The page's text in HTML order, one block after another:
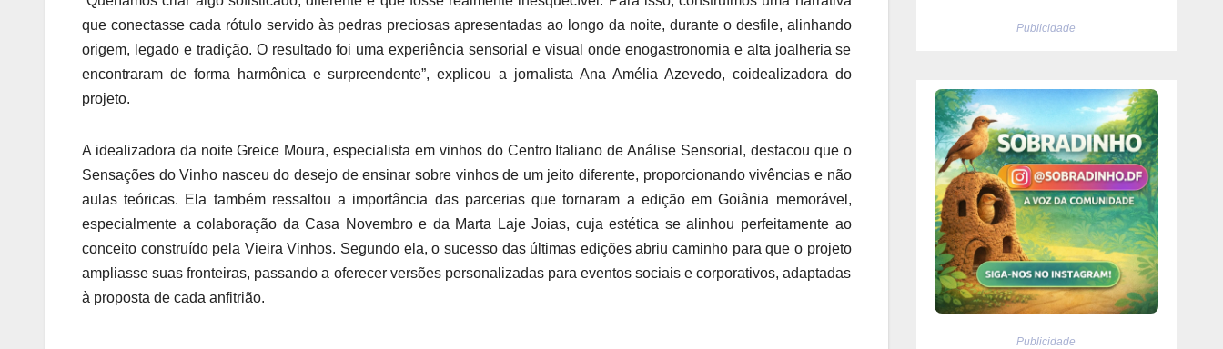
que conectasse cada rótulo servido às pedras preciosas apresentadas ao longo da noite, durante o desfile, alinhando
origem, legado e tradição. O resultado foi uma experiência sensorial e visual onde enogastronomia e alta joalheria se
encontraram de forma harmônica e surpreendente”, explicou a jornalista Ana Amélia Azevedo, coidealizadora do
projeto.
A idealizadora da noite Greice Moura, especialista em vinhos do Centro Italiano de Análise Sensorial, destacou que o
Sensações do Vinho nasceu do desejo de ensinar sobre vinhos de um jeito diferente, proporcionando vivências e não
aulas teóricas. Ela também ressaltou a importância das parcerias que tornaram a edição em Goiânia memorável,
especialmente a colaboração da Casa Novembro e da Marta Laje Joias, cuja estética se alinhou perfeitamente ao
conceito construído pela Vieira Vinhos. Segundo ela, o sucesso das últimas edições abriu caminho para que o projeto
ampliasse suas fronteiras, passando a oferecer versões personalizadas para eventos sociais e corporativos, adaptadas
à proposta de cada anfitrião.
Publicidade
Publicidade